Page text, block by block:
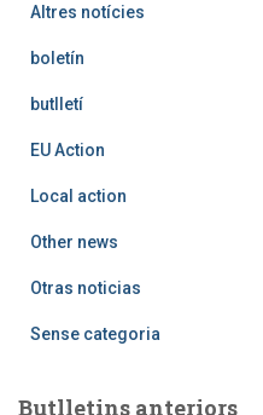
Altres notícies
boletín
butlletí
EU Action
Local action
Other news
Otras noticias
Sense categoria
Butlletins anteriors